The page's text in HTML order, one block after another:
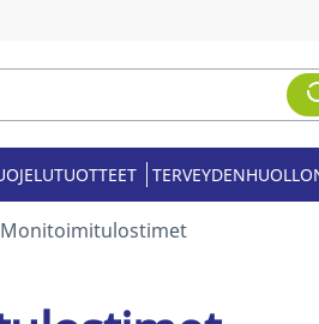
Monitoimitulostimet